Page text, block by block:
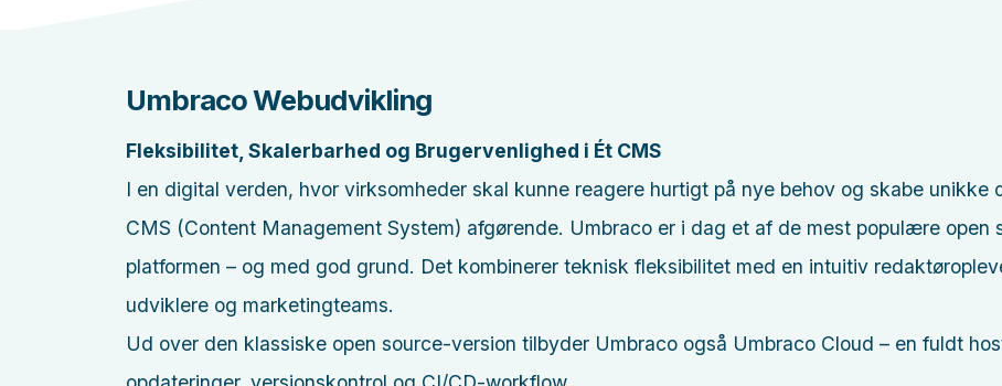
Umbraco Webudvikling
Fleksibilitet, Skalerbarhed og Brugervenlighed i Ét CMS
I en digital verden, hvor virksomheder skal kunne reagere hurtigt på nye behov og skabe unikke
CMS (Content Management System) afgørende. Umbraco er i dag et af de mest populære open
platformen – og med god grund. Det kombinerer teknisk fleksibilitet med en intuitiv
udviklere og marketingteams.
Ud over den klassiske open source-version tilbyder Umbraco også Umbraco Cloud – en fuldt